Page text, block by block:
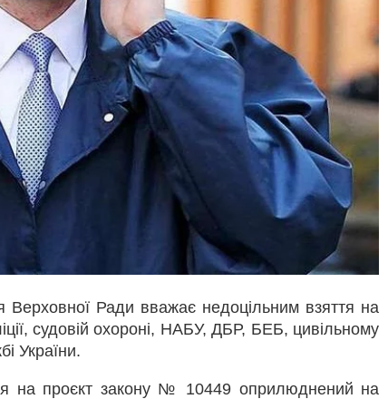
Верховної Ради вважає недоцільним взяття на
судовій охороні, НАБУ, ДБР, БЕБ, цивільному
України.
на проєкт закону № 10449 оприлюднений на